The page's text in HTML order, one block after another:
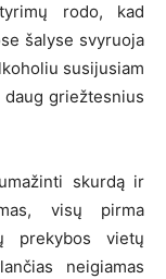
rodo, kad
šalyse svyruoja
susijusiam
griežtesnius
skurdą ir
visų pirma
prekybos vietų
neigiamas